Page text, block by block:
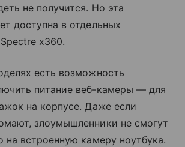
не получится. Но эта
доступна в отдельных
x360.
есть возможность
питание веб-камеры — для
на корпусе. Даже если
злоумышленники не смогут
на встроенную камеру ноутбука.